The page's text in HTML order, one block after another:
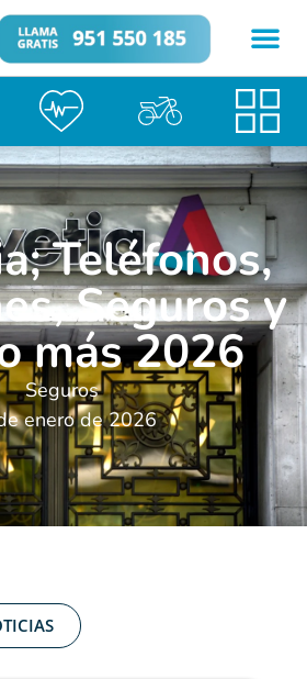
Teléfonos,
Seguros y
más 2026
Seguros
enero de 2026